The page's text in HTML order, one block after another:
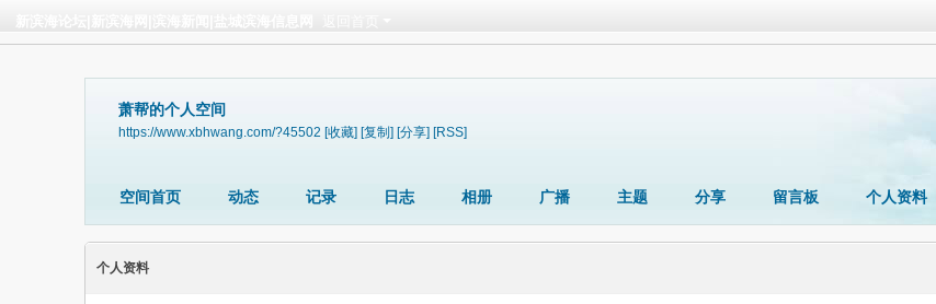
萧帮的个人空间
https://www.xbhwang.com/?45502 [收藏] [复制] [分享] [RSS]
空间首页 动态 记录 日志 相册 广播 主题 分享 留言板 个人资料
个人资料